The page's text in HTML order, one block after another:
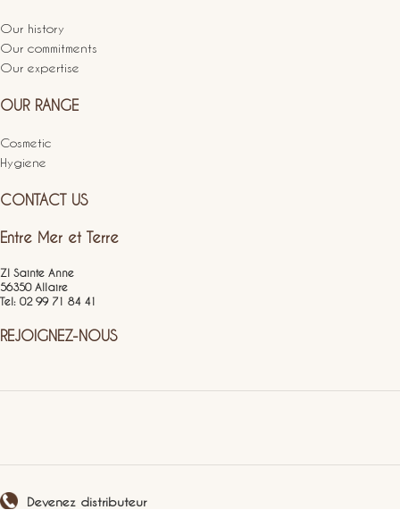
Our history
Our commitments
Our expertise
OUR RANGE
Cosmetic
Hygiene
CONTACT US
Entre Mer et Terre
ZI Sainte Anne
56350 Allaire
Tel: 02 99 71 84 41
REJOIGNEZ-NOUS
Devenez distributeur